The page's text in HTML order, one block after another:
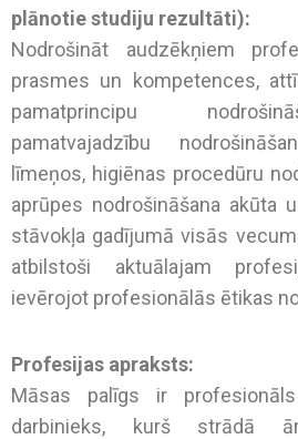
plānotie studiju rezultāti):
Nodrošināt audzēkņiem
prasmes un kompetences,
pamatprincipu
pamatvajadzību
līmeņos, higiēnas procedūru
aprūpes nodrošināšana akūta
stāvokļa gadījumā visās
atbilstoši aktuālajam
ievērojot profesionālās ētikas
Profesijas apraksts:
Māsas palīgs ir
darbinieks, kurš strādā